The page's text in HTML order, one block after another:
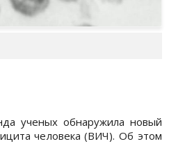
ученых обнаружила новый
человека (ВИЧ). Об этом